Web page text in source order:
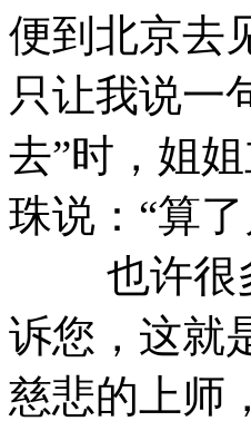
便到北京去
只让我说一
去”时，姐
珠说：“算
也许很多
诉您，这就
慈悲的上师